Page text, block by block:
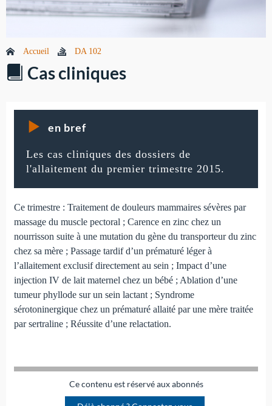
Accueil DA 102
Cas cliniques
en bref
Les cas cliniques des dossiers de
l'allaitement du premier trimestre 2015.
Ce trimestre : Traitement de douleurs mammaires sévères par
massage du muscle pectoral ; Carence en zinc chez un
nourrisson suite à une mutation du gène du transporteur du zinc
chez sa mère ; Passage tardif d’un prématuré léger à
l’allaitement exclusif directement au sein ; Impact d’une
injection IV de lait maternel chez un bébé ; Ablation d’une
tumeur phyllode sur un sein lactant ; Syndrome
sérotoninergique chez un prématuré allaité par une mère traitée
par sertraline ; Réussite d’une relactation.
Ce contenu est réservé aux abonnés